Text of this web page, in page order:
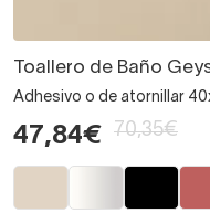
Toallero de Baño
Adhesivo o de atornillar
47,84€ 70,35€